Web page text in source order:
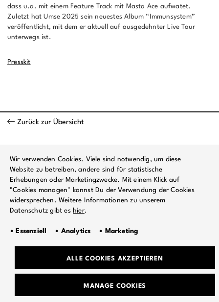
dass u.a. mit einem Feature Track mit Masta Ace aufwatet.
Zuletzt hat Umse 2025 sein neuestes Album “Immunsystem”
veröffentlicht, mit dem er aktuell auf ausgedehnter Live Tour
unterwegs ist.
Presskit
Zurück zur Übersicht
Wir verwenden Cookies. Viele sind notwendig, um diese
Website zu betreiben, andere sind für statistische
Erhebungen oder Marketingzwecke. Mit einem Klick auf
"Cookies managen" kannst Du der Verwendung der Cookies
widersprechen. Weitere Informationen zu unserem
Datenschutz gibt es hier.
• Essenziell • Analytics • Marketing
ALLE COOKIES AKZEPTIEREN
MANAGE COOKIES